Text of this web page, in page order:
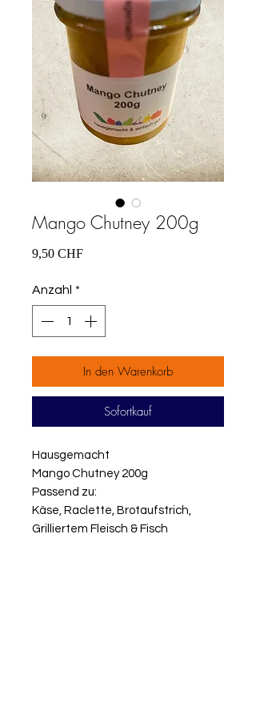
Mango Chutney 200g
9,50 CHFPreis
Anzahl *
In den Warenkorb
Sofortkauf
Hausgemacht
Mango Chutney 200g
Passend zu:
Käse, Raclette, Brotaufstrich,
Grilliertem Fleisch & Fisch